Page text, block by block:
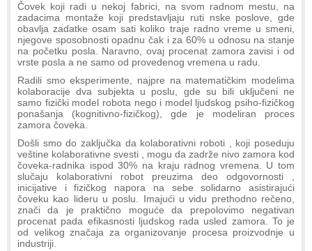
Čovek koji radi u nekoj fabrici, na svom radnom mestu, na
zadacima montaže koji predstavljaju ruti nske poslove, gde
obavlja zadatke osam sati koliko traje radno vreme u smeni,
njegove sposobnosti opadnu čak i za 60% u odnosu na stanje
na početku posla. Naravno, ovaj procenat zamora zavisi i od
vrste posla a ne samo od provedenog vremena u radu.
Radili smo eksperimente, najpre na matematičkim modelima
kolaboracije dva subjekta u poslu, gde su bili uključeni ne
samo fizički model robota nego i model ljudskog psiho-fizičkog
ponašanja (kognitivno-fizičkog), gde je modeliran proces
zamora čoveka.
Došli smo do zaključka da kolaborativni roboti , koji poseduju
veštine kolaborativne svesti , mogu da zadrže nivo zamora kod
čoveka-radnika ispod 30% na kraju radnog vremena. U tom
slučaju kolaborativni robot preuzima deo odgovornosti ,
inicijative i fizičkog napora na sebe solidarno asistirajući
čoveku kao lideru u poslu. Imajući u vidu prethodno rečeno,
znači da je praktično moguće da prepolovimo negativan
procenat pada efikasnosti ljudskog rada usled zamora. To je
od velikog značaja za organizovanje procesa proizvodnje u
industriji.